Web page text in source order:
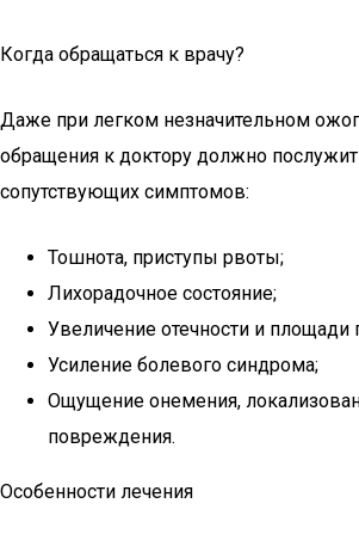
Когда обращаться к врачу?
Даже при легком незначительном
обращения к доктору должно
сопутствующих симптомов:
Тошнота, приступы рвоты;
Лихорадочное состояние;
Увеличение отечности и площади
Усиление болевого синдрома;
Ощущение онемения,
повреждения.
Особенности лечения